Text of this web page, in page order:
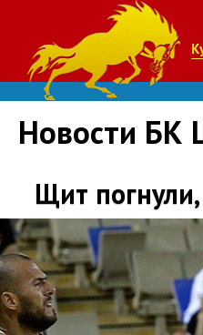
Новости БК
Щит